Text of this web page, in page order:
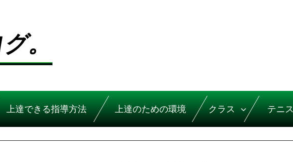
。
上達できる指導方法 上達のための環境 クラス テニス